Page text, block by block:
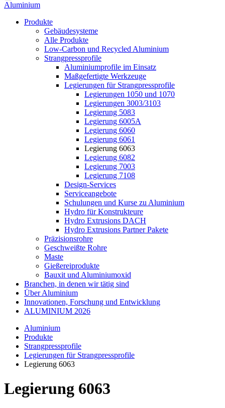
Aluminium
Produkte
Gebäudesysteme
Alle Produkte
Low-Carbon und Recycled Aluminium
Strangpressprofile
Aluminiumprofile im Einsatz
Maßgefertigte Werkzeuge
Legierungen für Strangpressprofile
Legierungen 1050 und 1070
Legierungen 3003/3103
Legierung 5083
Legierung 6005A
Legierung 6060
Legierung 6061
Legierung 6063
Legierung 6082
Legierung 7003
Legierung 7108
Design-Services
Serviceangebote
Schulungen und Kurse zu Aluminium
Hydro für Konstrukteure
Hydro Extrusions DACH
Hydro Extrusions Partner Pakete
Präzisionsrohre
Geschweißte Rohre
Maste
Gießereiprodukte
Bauxit und Aluminiumoxid
Branchen, in denen wir tätig sind
Über Aluminium
Innovationen, Forschung und Entwicklung
ALUMINIUM 2026
Aluminium
Produkte
Strangpressprofile
Legierungen für Strangpressprofile
Legierung 6063
Legierung 6063